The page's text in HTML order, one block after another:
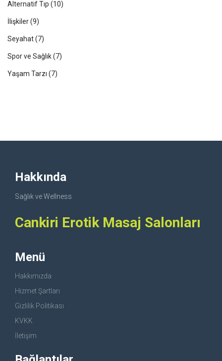
Alternatif Tıp (10)
İlişkiler(9)
Seyahat(7)
Spor ve Sağlık(7)
Yaşam Tarzı (7)
Hakkında
Sağlık ve Wellness
Cankiri Erotik Masaj Salonları
Menü
Hakkımızda
Hizmet Şartları
Gizlilik Politikası
KVKK
İletişim